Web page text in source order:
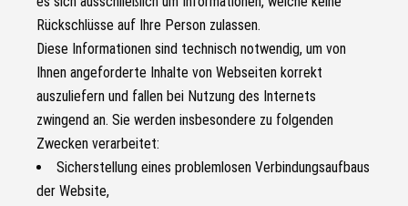
Rückschlüsse auf Ihre Person zulassen.
Diese Informationen sind technisch notwendig, um von
Ihnen angeforderte Inhalte von Webseiten korrekt
auszuliefern und fallen bei Nutzung des Internets
zwingend an. Sie werden insbesondere zu folgenden
Zwecken verarbeitet:
Sicherstellung eines problemlosen Verbindungsaufbaus
der Website,